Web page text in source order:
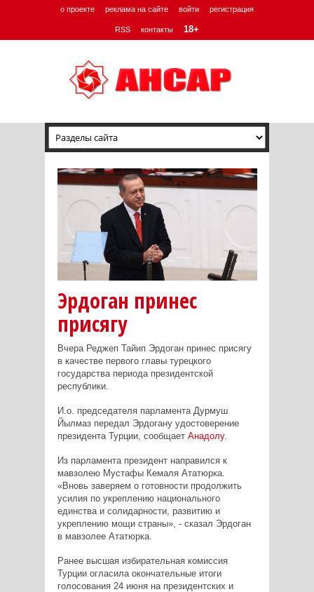
о проекте реклама на сайте войти регистрация
RSS контакты 18+
Эрдоган принес
присягу
Вчера Реджеп Тайип Эрдоган принес присягу
в качестве первого главы турецкого
государства периода президентской
республики.
И.о. председателя парламента Дурмуш
Йылмаз передал Эрдогану удостоверение
президента Турции, сообщает Анадолу.
Из парламента президент направился к
мавзолею Мустафы Кемаля Ататюрка.
«Вновь заверяем о готовности продолжить
усилия по укреплению национального
единства и солидарности, развитию и
укреплению мощи страны», - сказал Эрдоган
в мавзолее Ататюрка.
Ранее высшая избирательная комиссия
Турции огласила окончательные итоги
голосования 24 июня на президентских и